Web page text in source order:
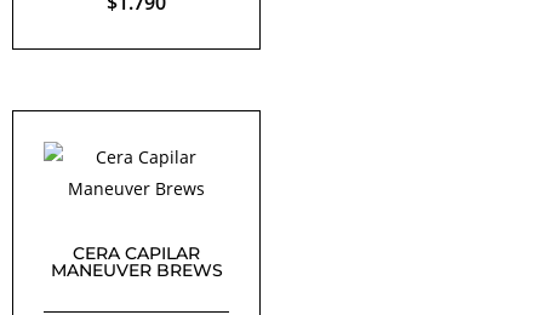
CERA CAPILAR
MANEUVER BREWS